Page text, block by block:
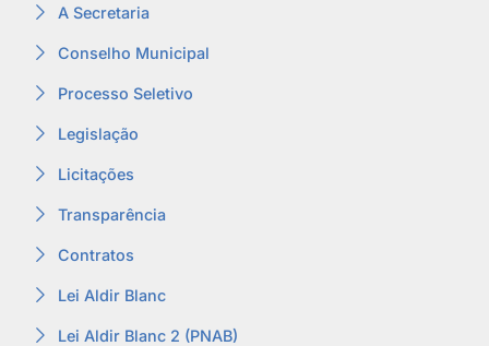
A Secretaria
Conselho Municipal
Processo Seletivo
Legislação
Licitações
Transparência
Contratos
Lei Aldir Blanc
Lei Aldir Blanc 2 (PNAB)